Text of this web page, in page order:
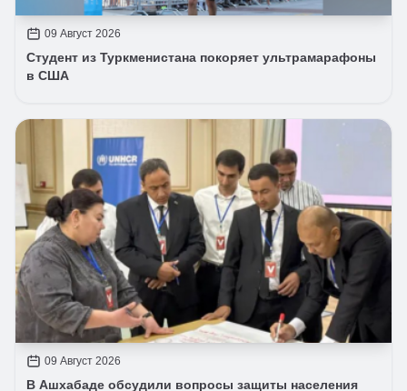
09 Август 2026
Студент из Туркменистана покоряет ультрамарафоны
в США
09 Август 2026
В Ашхабаде обсудили вопросы защиты населения